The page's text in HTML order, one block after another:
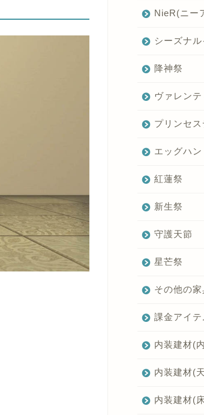
NieR(ニー
シーズナル
降神祭
ヴァレン
プリンセス
エッグハン
紅蓮祭
新生祭
守護天節
星芒祭
その他の家
課金アイテ
内装建材(
内装建材(
内装建材(